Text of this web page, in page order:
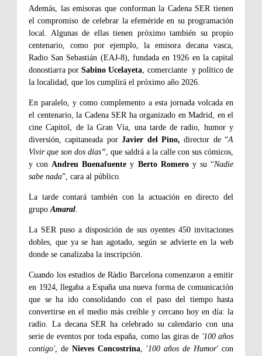
Además, las emisoras que conforman la Cadena SER tienen
el compromiso de celebrar la efeméride en su programación
local. Algunas de ellas tienen próximo también su propio
centenario, como por ejemplo, la emisora decana vasca,
Radio San Sebastián (EAJ-8), fundada en 1926 en la capital
donostiarra porSabino Ucelayeta , comerciante y político de
la localidad, que los cumplirá el próximo año 2026.
En paralelo, y como complemento a esta jornada volcada en
el centenario, la Cadena SER ha organizado en Madrid, en el
cine Capitol, de la Gran Vía, una tarde de radio, humor y
diversión, capitaneada porJavier del Pino, director de “A
Vivir que son dos días” , que saldrá a la calle con sus cómicos,
y con Andreu Buenafuente y Berto Romeroy su “Nadie
sabe nada”, cara al público.
La tarde contará también con la actuación en directo del
grupo Amaral
La SER puso a disposición de sus oyentes 450 invitaciones
dobles, que ya se han agotado, según se advierte en la web
donde se canalizaba la inscripción.
Cuando los estudios de Ràdio Barcelona comenzaron a emitir
en 1924, llegaba a España una nueva forma de comunicación
que se ha ido consolidando con el paso del tiempo hasta
convertirse en el medio más creíble y cercano hoy en día: la
radio. La decana SER ha celebrado su calendario con una
serie de eventos por toda españa, como las giras de '100 años
contigo',
de Nieves Concostrina , ' 100 años de Humor' con